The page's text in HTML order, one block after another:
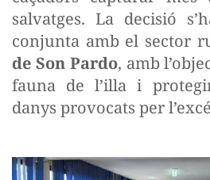
salvatges. La decisió
conjunta amb el sector
de Son Pardo, amb
fauna de l’illa i
danys provocats per